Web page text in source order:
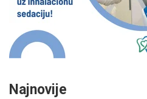
Najnovije